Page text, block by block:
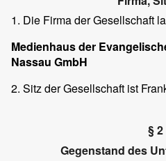
1. Die Firma der Gesellschaft
Medienhaus der
Nassau GmbH
2. Sitz der Gesellschaft ist
§ 2
Gegenstand des